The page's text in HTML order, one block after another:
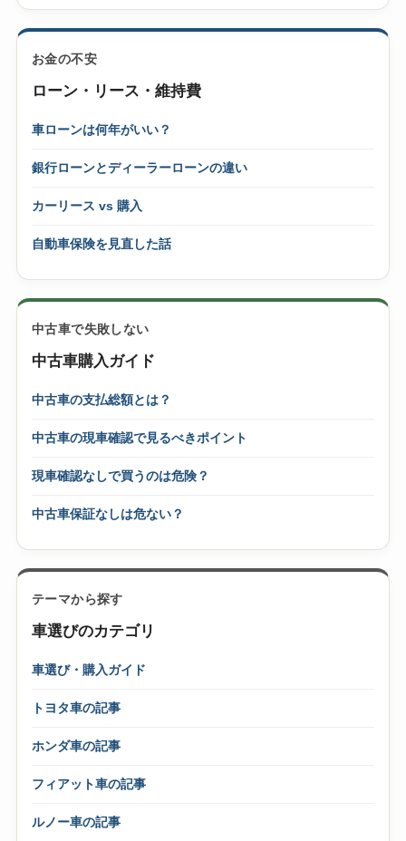
お金の不安
ローン・リース・維持費
車ローンは何年がいい？
銀行ローンとディーラーローンの違い
カーリース vs 購入
自動車保険を見直した話
中古車で失敗しない
中古車購入ガイド
中古車の支払総額とは？
中古車の現車確認で見るべきポイント
現車確認なしで買うのは危険？
中古車保証なしは危ない？
テーマから探す
車選びのカテゴリ
車選び・購入ガイド
トヨタ車の記事
ホンダ車の記事
フィアット車の記事
ルノー車の記事